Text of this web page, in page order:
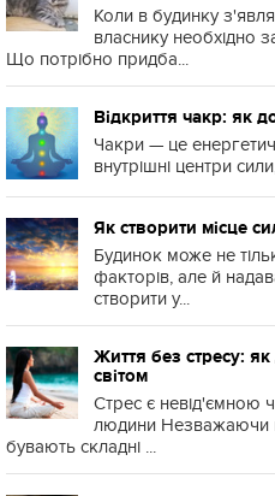
Коли в будинку
власнику необхідно
Що потрібно придба...
Відкриття чакр: як
Чакри — це
внутрішні центри
Як створити місце
Будинок може не
факторів, але й
створити у...
Життя без стресу: як
світом
Стрес є невід'ємною
людини Незважаючи
бувають складні ...